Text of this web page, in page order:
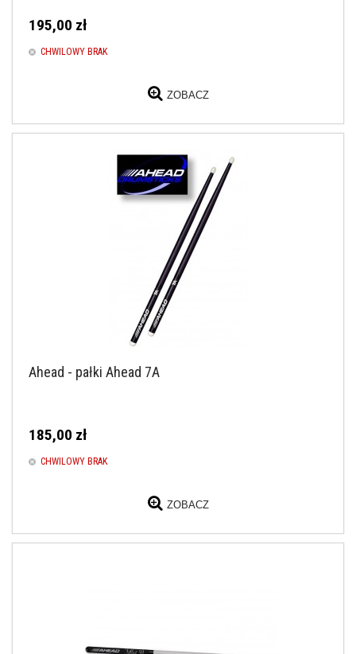
195,00 zł
CHWILOWY BRAK
ZOBACZ
Ahead - pałki Ahead 7A
185,00 zł
CHWILOWY BRAK
ZOBACZ